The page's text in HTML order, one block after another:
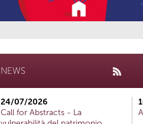
NEWS
24/07/2026
Call for Abstracts - La